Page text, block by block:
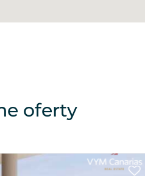
oferty